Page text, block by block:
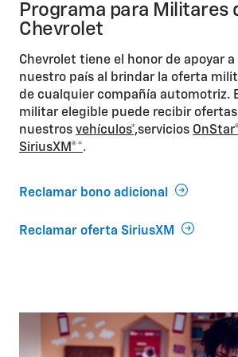
Programa para Militares
Chevrolet
Chevrolet tiene el honor de apoyar
nuestro país al brindar la oferta
de cualquier compañía automotriz.
militar elegible puede recibir ofertas
nuestros vehículos*,servicios
SiriusXM®*.
Reclamar bono adicional
Reclamar oferta SiriusXM